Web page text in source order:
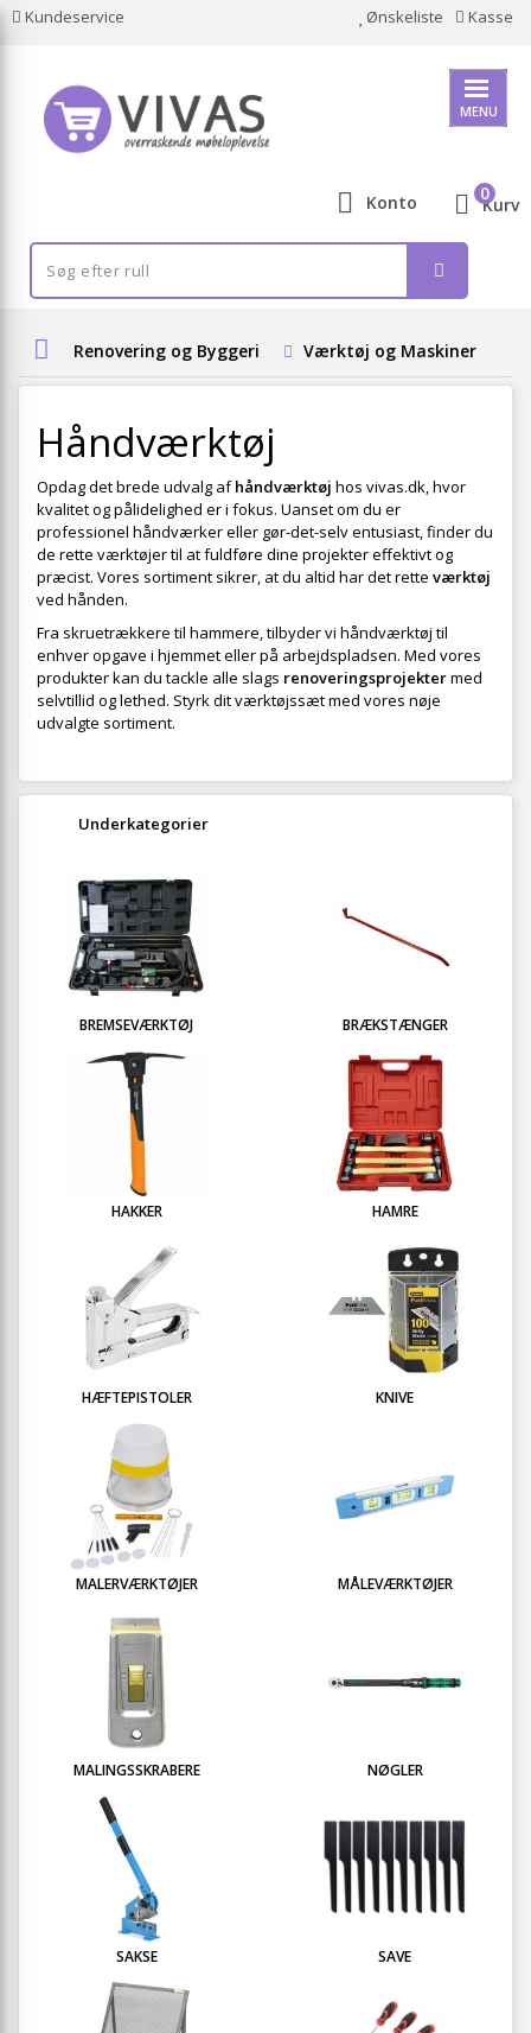
Kundeservice Ønskeliste Kasse
MENU
Konto Kurv
0
Renovering og Byggeri Værktøj og Maskiner
Håndværktøj
Opdag det brede udvalg afhåndværktøj hos vivas.dk, hvor
kvalitet og pålidelighed er i fokus. Uanset om du er
professionel håndværker eller gør-det-selv entusiast, finder du
de rette værktøjer til at fuldføre dine projekter effektivt og
præcist. Vores sortiment sikrer, at du altid har det rette værktøj
ved hånden.
Fra skruetrækkere til hammere, tilbyder vi håndværktøj til
enhver opgave i hjemmet eller på arbejdspladsen. Med vores
produkter kan du tackle alle slags renoveringsprojektermed
selvtillid og lethed. Styrk dit værktøjssæt med vores nøje
udvalgte sortiment.
Underkategorier
BREMSEVÆRKTØJ BRÆKSTÆNGER
HAKKER HAMRE
HÆFTEPISTOLER KNIVE
MALERVÆRKTØJER MÅLEVÆRKTØJER
MALINGSSKRABERE NØGLER
SAKSE SAVE